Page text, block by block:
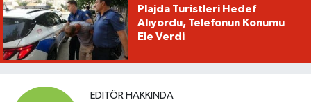
Plajda Turistleri Hedef
Alıyordu, Telefonun Konumu
Ele Verdi
EDITÖR HAKKINDA